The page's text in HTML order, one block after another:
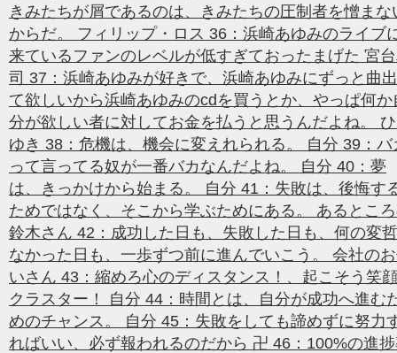
きみたちが屑であるのは、きみたちの圧制者を憎まな
からだ。 フィリップ・ロス 36：浜崎あゆみのライブ
来ているファンのレベルが低すぎておったまげた 宮
司 37：浜崎あゆみが好きで、浜崎あゆみにずっと曲
て欲しいから浜崎あゆみのcdを買うとか、やっぱ何か
分が欲しい者に対してお金を払うと思うんだよね。
ゆき 38：危機は、機会に変えれられる。 自分 39：バ
って言ってる奴が一番バカなんだよね。 自分 40：夢
は、きっかけから始まる。 自分 41：失敗は、後悔す
ためではなく、そこから学ぶためにある。 あるとこ
鈴木さん 42：成功した日も、失敗した日も、何の変
なかった日も、一歩ずつ前に進んでいこう。 会社の
いさん 43：縮めろ心のディスタンス！、起こそう笑
クラスター！ 自分 44：時間とは、自分が成功へ進む
めのチャンス。 自分 45：失敗をしても諦めずに努力
ればいい、必ず報われるのだから 卍 46：100%の進